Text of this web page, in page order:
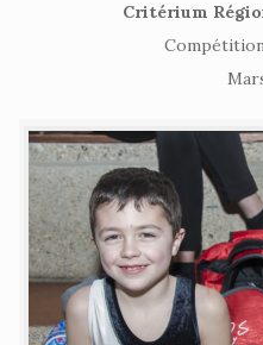
Critérium